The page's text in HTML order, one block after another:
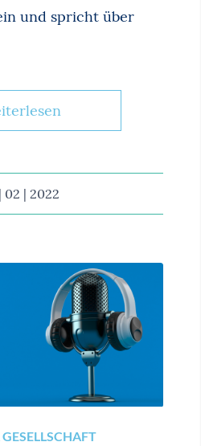
und spricht über
02 | 2022